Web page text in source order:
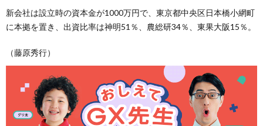
新会社は設立時の資本金が1000万円で、東京都中央区日本橋小網町
に本拠を置き、出資比率は神明51％、農総研34％、東果大阪15％。
（藤原秀行）